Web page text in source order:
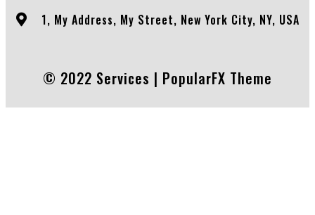
1, My Address, My Street, New York City, NY, USA
© 2022 Services | PopularFX Theme